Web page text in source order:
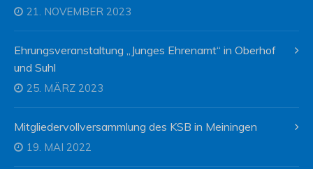
21. NOVEMBER 2023
Ehrungsveranstaltung „Junges Ehrenamt“ in Oberhof
und Suhl
25. MÄRZ 2023
Mitgliedervollversammlung des KSB in Meiningen
19. MAI 2022